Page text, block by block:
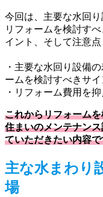
今回は、主要な水回
リフォームを検討す
イント、そして注意点
・主要な水回り設備
ームを検討すべきサ
・リフォーム費用を
これからリフォーム
住まいのメンテナン
ていただきたい内容
主な水まわり
場